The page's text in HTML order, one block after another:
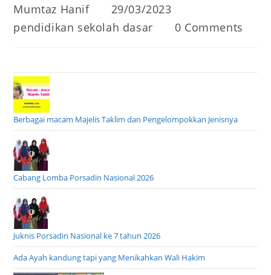
Post
Mumtaz Hanif
Post
29/03/2023
Post
category:
pendidikan sekolah dasar
Post
0 Comments
Berbagai macam Majelis Taklim dan Pengelompokkan Jenisnya
Cabang Lomba Porsadin Nasional 2026
Juknis Porsadin Nasional ke 7 tahun 2026
Ada Ayah kandung tapi yang Menikahkan Wali Hakim